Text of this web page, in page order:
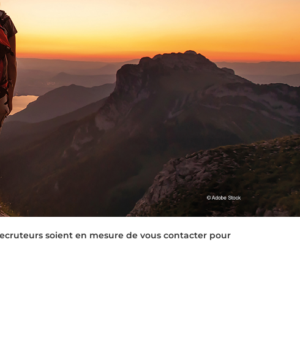
soient en mesure de vous contacter pour